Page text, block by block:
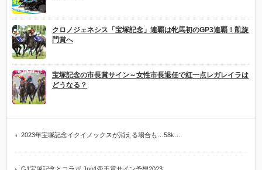
クロノジェネシス「宝塚記念」連覇は牝馬初のGP3連覇！凱旋
門賞へ
宝塚記念の市長賞サイン～女性市長退任で紅一点レガレイラは
どうなる？
2023年宝塚記念イクイノックスが消える場合も…58k…